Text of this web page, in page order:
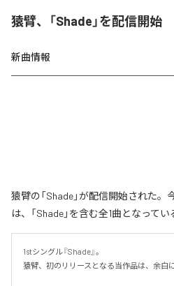
猿臂、「Shade」を配信開始
新曲情報
猿臂の「Shade」が配信開始された
は、「Shade」を含む全1曲となってい
1stシングル『Shade』。
猿臂、初のリリースとなる当作品は、余白